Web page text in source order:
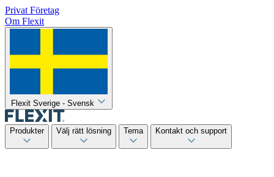
Privat Företag
Om Flexit
Flexit Sverige - Svensk
Produkter Välj rätt lösning Tema Kontakt och support